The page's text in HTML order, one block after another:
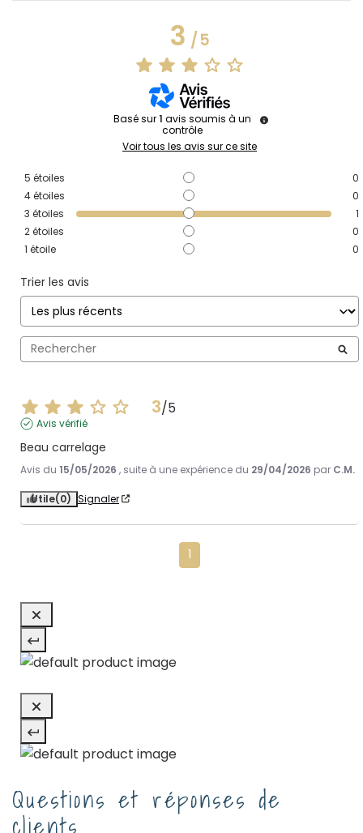
3/5
Basé sur1 avis soumis à un
contrôle
Voir tous les avis sur ce site
5 étoiles
0
4étoiles
0
3 étoiles
1
2étoiles
0
1 étoile 0
Trier les avis
3/5
Avis vérifié
Beau carrelage
Avis du 15/05/2026 , suite à une expérience du 29/04/2026 par C.M.
Utile(0) Signaler
1
Questions et réponses de